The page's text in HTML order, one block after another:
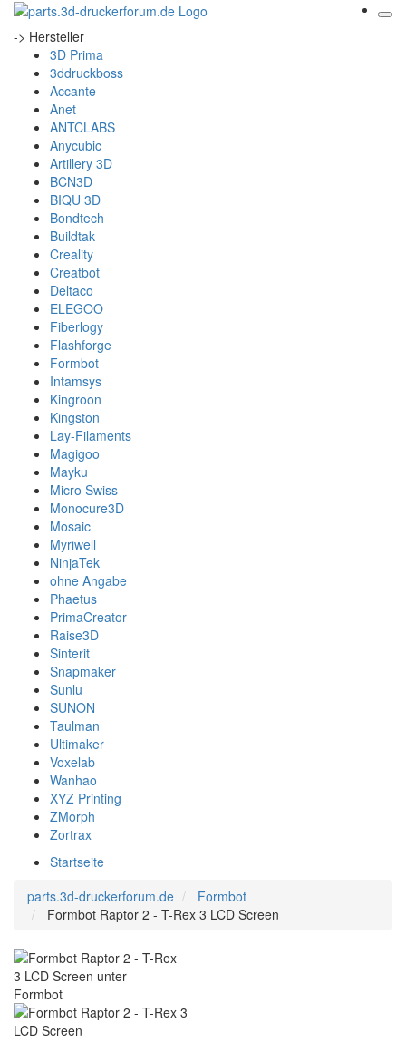
-> Hersteller
3D Prima
3ddruckboss
Accante
Anet
ANTCLABS
Anycubic
Artillery 3D
BCN3D
BIQU 3D
Bondtech
Buildtak
Creality
Creatbot
Deltaco
ELEGOO
Fiberlogy
Flashforge
Formbot
Intamsys
Kingroon
Kingston
Lay-Filaments
Magigoo
Mayku
Micro Swiss
Monocure3D
Mosaic
Myriwell
NinjaTek
ohne Angabe
Phaetus
PrimaCreator
Raise3D
Sinterit
Snapmaker
Sunlu
SUNON
Taulman
Ultimaker
Voxelab
Wanhao
XYZ Printing
ZMorph
Zortrax
Startseite
parts.3d-druckerforum.de
Formbot
Formbot Raptor 2 - T-Rex 3 LCD Screen